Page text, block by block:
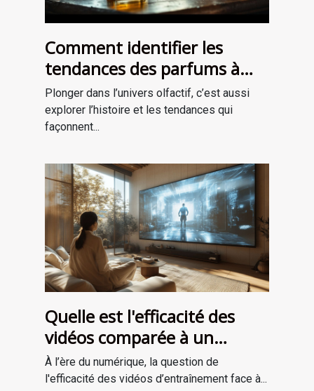
Comment identifier les
tendances des parfums à
travers les époques ?
Plonger dans l’univers olfactif, c’est aussi
explorer l’histoire et les tendances qui
façonnent...
Quelle est l'efficacité des
vidéos comparée à un
entraînement en personne ?
À l’ère du numérique, la question de
l'efficacité des vidéos d’entraînement face à...